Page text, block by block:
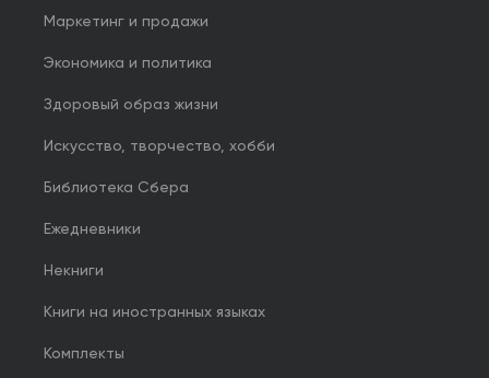
Маркетинг и продажи
Экономика и политика
Здоровый образ жизни
Искусство, творчество, хобби
Библиотека Сбера
Ежедневники
Некниги
Книги на иностранных языках
Комплекты